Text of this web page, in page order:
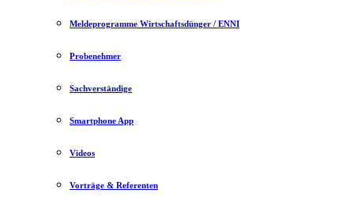
Meldeprogramme Wirtschaftsdünger / ENNI
Probenehmer
Sachverständige
Smartphone App
Videos
Vorträge & Referenten